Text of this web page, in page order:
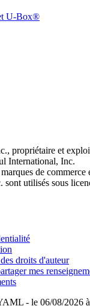
U-Box®
propriétaire et
International, Inc.
de commerce
utilisés sous
droits d'auteur
mes
- le 06/08/2026 à